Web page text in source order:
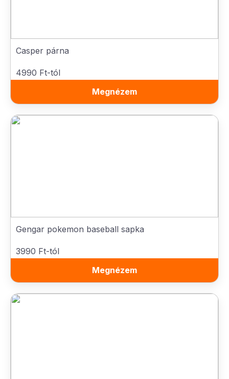
Casper párna
4990 Ft-tól
Megnézem
Gengar pokemon baseball sapka
3990 Ft-tól
Megnézem